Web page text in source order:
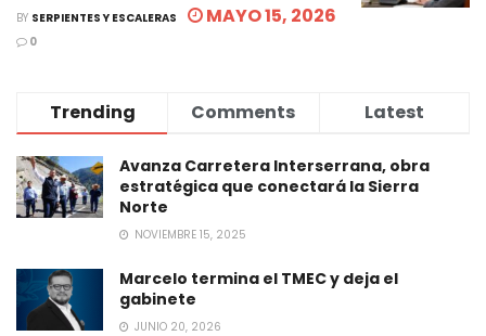
BY SERPIENTES Y ESCALERAS MAYO 15, 2026
0
Trending Comments Latest
Avanza Carretera Interserrana, obra
estratégica que conectará la Sierra
Norte
NOVIEMBRE 15, 2025
Marcelo termina el TMEC y deja el
gabinete
JUNIO 20, 2026